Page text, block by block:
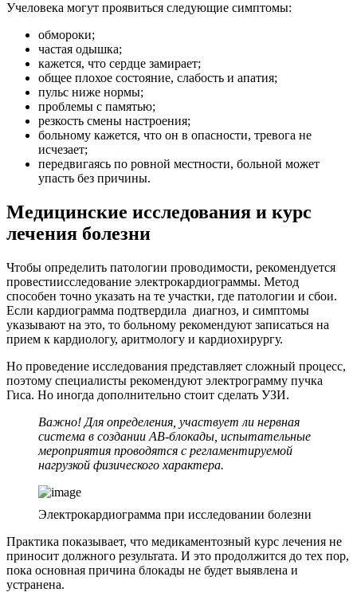
Учеловека могут проявиться следующие симптомы:
обмороки;
частая одышка;
кажется, что сердце замирает;
общее плохое состояние, слабость и апатия;
пульс ниже нормы;
проблемы с памятью;
резкость смены настроения;
больному кажется, что он в опасности, тревога не
исчезает;
передвигаясь по ровной местности, больной может
упасть без причины.
Медицинские исследования и курс
лечения болезни
Чтобы определить патологии проводимости, рекомендуется
провестиисследование электрокардиограммы. Метод
способен точно указать на те участки, где патологии и сбои.
Если кардиограмма подтвердила диагноз, и симптомы
указывают на это, то больному рекомендуют записаться на
прием к кардиологу, аритмологу и кардиохирургу.
Но проведение исследования представляет сложный процесс,
поэтому специалисты рекомендуют электрограмму пучка
Гиса. Но иногда дополнительно стоит сделать УЗИ.
Важно! Для определения, участвует ли нервная
система в создании АВ-блокады, испытательные
мероприятия проводятся с регламентируемой
нагрузкой физического характера.
Электрокардиограмма при исследовании болезни
Практика показывает, что медикаментозный курс лечения не
приносит должного результата. И это продолжится до тех пор,
пока основная причина блокады не будет выявлена и
устранена.